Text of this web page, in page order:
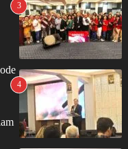
3
4